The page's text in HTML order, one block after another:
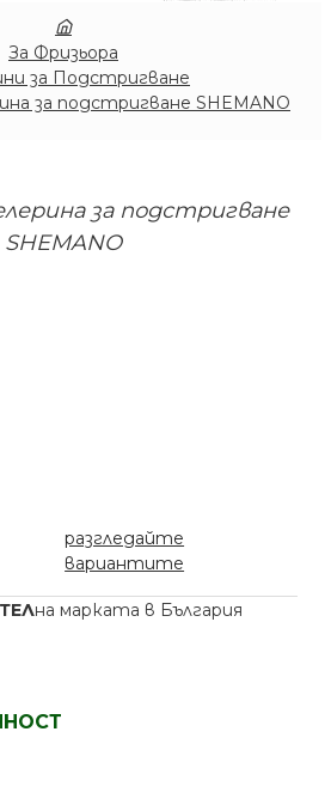
(0.00 лв.)
За Фризьора
за Подстригване
за подстригване SHEMANO
за подстригване
SHEMANO
разгледайте
вариантите
на марката в България